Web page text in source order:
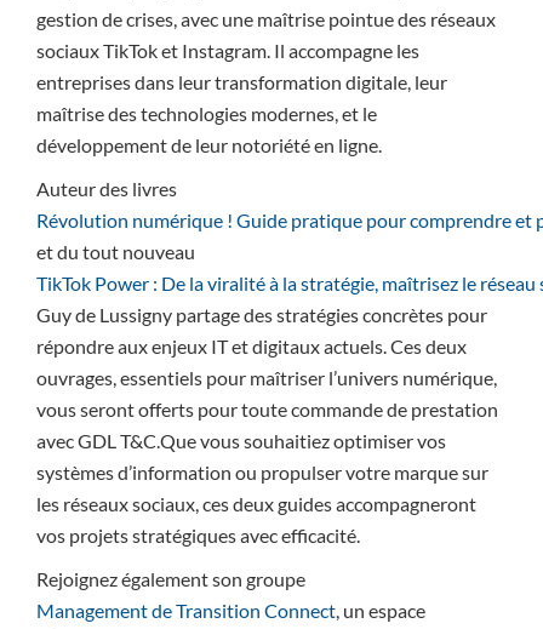
gestion de crises, avec une maîtrise pointue des réseaux
sociaux TikTok et Instagram. Il accompagne les
entreprises dans leur transformation digitale, leur
maîtrise des technologies modernes, et le
développement de leur notoriété en ligne.
Auteur des livres
Révolution numérique ! Guide pratique pour comprendre et
et du tout nouveau
TikTok Power : De la viralité à la stratégie, maîtrisez le
Guy de Lussigny partage des stratégies concrètes pour
répondre aux enjeux IT et digitaux actuels. Ces deux
ouvrages, essentiels pour maîtriser l’univers numérique,
vous seront offerts pour toute commande de prestation
avec GDL T&C.Que vous souhaitiez optimiser vos
systèmes d’information ou propulser votre marque sur
les réseaux sociaux, ces deux guides accompagneront
vos projets stratégiques avec efficacité.
Rejoignez également son groupe
Management de Transition Connect, un espace